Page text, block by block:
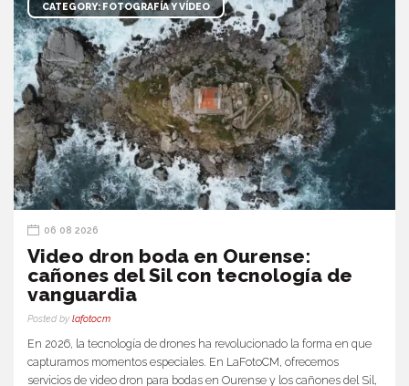
CATEGORY: FOTOGRAFÍA Y VÍDEO
06 08 2026
Video dron boda en Ourense:
cañones del Sil con tecnología de
vanguardia
Posted by lafotocm
En 2026, la tecnología de drones ha revolucionado la forma en que
capturamos momentos especiales. En LaFotoCM, ofrecemos
servicios de video dron para bodas en Ourense y los cañones del Sil,